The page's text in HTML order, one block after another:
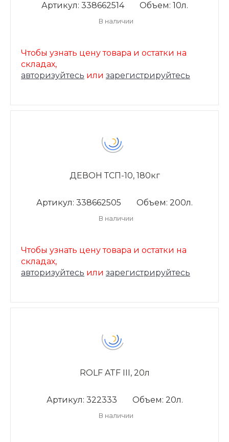
Артикул: 338662514 Объем: 10л.
В наличии
Чтобы узнать цену товара и остатки на
складах,
авторизуйтесь или зарегистрируйтесь
ДЕВОН ТСП-10, 180кг
Артикул: 338662505 Объем: 200л.
В наличии
Чтобы узнать цену товара и остатки на
складах,
авторизуйтесь или зарегистрируйтесь
ROLF ATF III, 20л
Артикул: 322333 Объем: 20л.
В наличии